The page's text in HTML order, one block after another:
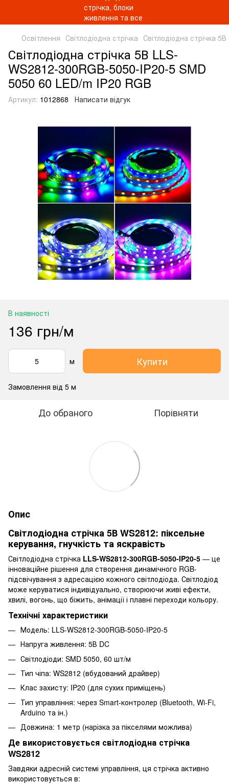
Освітлення Світлодіодна стрічка Світлодіодна стрічка 5В
Світлодіодна стрічка 5В LLS-
WS2812-300RGB-5050-IP20-5 SMD
5050 60 LED/m IP20 RGB
Артикул: 1012868 Написати відгук
В наявності
136 грн/м
м Купити
Замовлення від 5 м
До обраного Порівняти
Опис
Світлодіодна стрічка 5В WS2812: піксельне
керування, гнучкість та яскравість
Світлодіодна стрічка LLS-WS2812-300RGB-5050-IP20-5 — це
інноваційне рішення для створення динамічного RGB-
підсвічування з адресацією кожного світлодіода. Світлодіод
може керуватися індивідуально, створюючи живі ефекти,
хвилі, вогонь, що біжить, анімації і плавні переходи кольору.
Технічні характеристики
Модель: LLS-WS2812-300RGB-5050-IP20-5
Напруга живлення: 5В DC
Світлодіоди: SMD 5050, 60 шт/м
Тип чіпа: WS2812 (вбудований драйвер)
Клас захисту: IP20 (для сухих приміщень)
Тип управління: через Smart-контролер (Bluetooth, Wi-Fi,
Arduino та ін.)
Довжина: 1 метр (нарізка за пікселями можлива)
Де використовується світлодіодна стрічка
WS2812
Завдяки адресній системі управління, ця стрічка активно
використовується в: